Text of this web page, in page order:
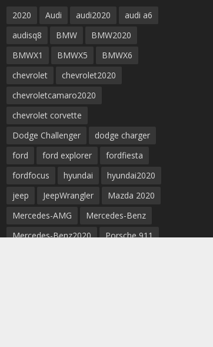
2020 Audi audi2020
audi a6
audisq8
BMW
BMW2020
BMWX1
BMWX5
BMWX6
chevrolet
chevrolet2020
chevroletcamaro2020
chevrolet corvette
Dodge Challenger
dodge charger
ford
ford explorer
fordfiesta
fordfocus
hyundai
hyundai2020
jeep
JeepWrangler
Mazda 2020
Mercedes-AMG
Mercedes-Benz
Mercedes-Benz2020
Porsche 911